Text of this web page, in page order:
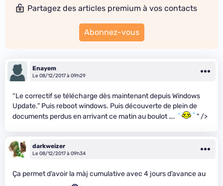
Partagez des articles premium à vos contacts
Abonnez-vous
Enayem
Le 08/12/2017 à 09h29
“Le correctif se télécharge dès maintenant depuis Windows
Update.” Puis reboot windows. Puis découverte de plein de
documents perdus en arrivant ce matin au boulot ….
" />
darkweizer
Le 08/12/2017 à 09h34
Ça permet d’avoir la màj cumulative avec 4 jours d’avance au